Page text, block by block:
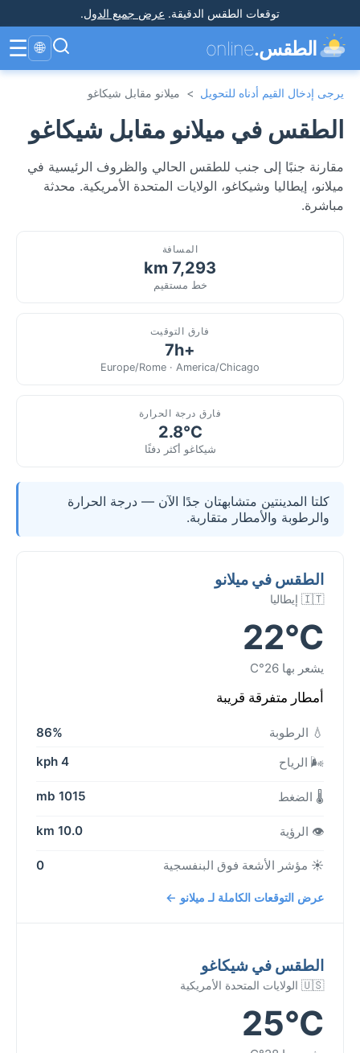
توقعات الطقس الدقيقة. عرض جميع الدول.
الطقس.online
🌐
☰
يرجى إدخال القيم أدناه للتحويل > ميلانو مقابل شيكاغو
الطقس في ميلانو مقابل شيكاغو
مقارنة جنبًا إلى جنب للطقس الحالي والظروف الرئيسية في
ميلانو، إيطاليا وشيكاغو، الولايات المتحدة الأمريكية. محدثة
مباشرة.
المسافة
7,293 km
خط مستقيم
فارق التوقيت
+7h
Europe/Rome · America/Chicago
فارق درجة الحرارة
2.8°C
شيكاغو أكثر دفئًا
كلتا المدينتين متشابهتان جدًا الآن — درجة الحرارة
والرطوبة والأمطار متقاربة.
الطقس في ميلانو
🇮🇹 إيطاليا
22°C
يشعر بها 26°C
أمطار متفرقة قريبة
💧 الرطوبة
86%
🌬️ الرياح
4 kph
🌡️ الضغط 1015 mb
👁️ الرؤية 10.0 km
☀️ مؤشر الأشعة فوق البنفسجية 0
عرض التوقعات الكاملة لـ ميلانو ←
الطقس في شيكاغو
🇺🇸 الولايات المتحدة الأمريكية
25°C